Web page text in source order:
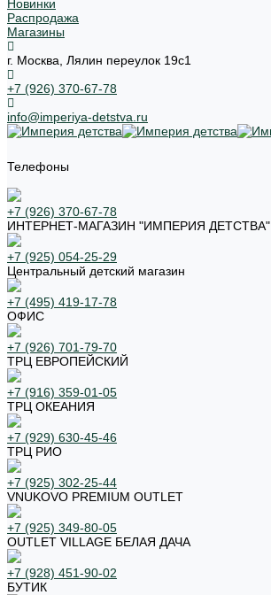
Новинки
Распродажа
Магазины
г. Москва, Лялин переулок 19с1
+7 (926) 370-67-78
info@imperiya-detstva.ru
Телефоны
+7 (926) 370-67-78
ИНТЕРНЕТ-МАГАЗИН "ИМПЕРИЯ ДЕТСТВА"
+7 (925) 054-25-29
Центральный детский магазин
+7 (495) 419-17-78
ОФИС
+7 (926) 701-79-70
ТРЦ ЕВРОПЕЙСКИЙ
+7 (916) 359-01-05
ТРЦ ОКЕАНИЯ
+7 (929) 630-45-46
ТРЦ РИО
+7 (925) 302-25-44
VNUKOVO PREMIUM OUTLET
+7 (925) 349-80-05
OUTLET VILLAGE БЕЛАЯ ДАЧА
+7 (928) 451-90-02
БУТИК